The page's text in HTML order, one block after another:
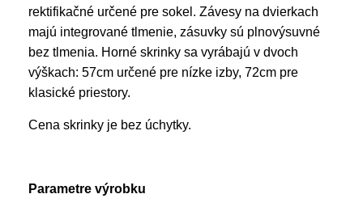
rektifikačné určené pre sokel. Závesy na dvierkach
majú integrované tlmenie, zásuvky sú plnovýsuvné
bez tlmenia. Horné skrinky sa vyrábajú v dvoch
výškach: 57cm určené pre nízke izby, 72cm pre
klasické priestory.
Cena skrinky je bez úchytky.
Parametre výrobku